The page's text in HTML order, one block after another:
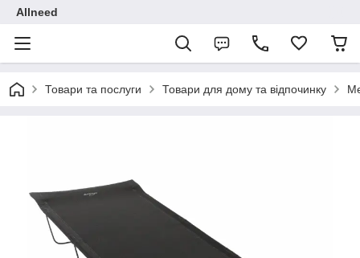
Allneed
Товари та послуги Товари для дому та відпочинку